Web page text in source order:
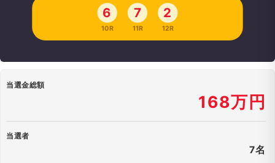
6
10R
7
11R
2
12R
当選金総額
168万円
当選者
7名